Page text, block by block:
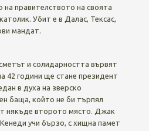
правителството на своята
Убит е в Далас, Тексас,
мандат.
и солидарността вървят
42 години ще стане президент
в духа на зверско
баща, който не би търпял
някъде второто място. Джак
учи бързо, с хищна памет